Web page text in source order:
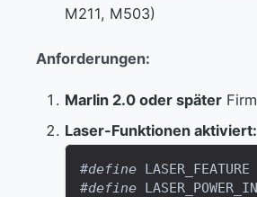
M211, M503)
Anforderungen:
Marlin 2.0 oder später
Laser-Funktionen aktiviert:
#define
LASER_FEATURE
#define